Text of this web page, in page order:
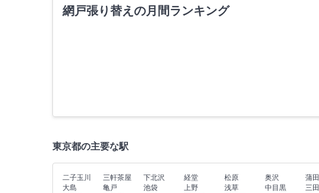
網戸張り替えの月間ランキング
東京都の主要な駅
二子玉川 三軒茶屋 下北沢 経堂 松原 奥沢 蒲田
大島
亀戸 池袋 上野 浅草 中目黒 三田